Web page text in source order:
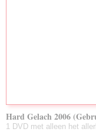
Hard Gelach 2006
1 DVD met alleen het